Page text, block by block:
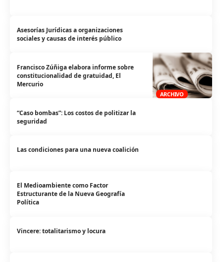
Asesorías Jurídicas a organizaciones
sociales y causas de interés público
ARCHIVO
Francisco Zúñiga elabora informe sobre
constitucionalidad de gratuidad, El
Mercurio
“Caso bombas”: Los costos de politizar la
seguridad
Las condiciones para una nueva coalición
El Medioambiente como Factor
Estructurante de la Nueva Geografía
Política
Vincere: totalitarismo y locura